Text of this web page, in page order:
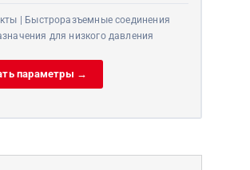
| Быстроразъемные соединения
для низкого давления
параметры →